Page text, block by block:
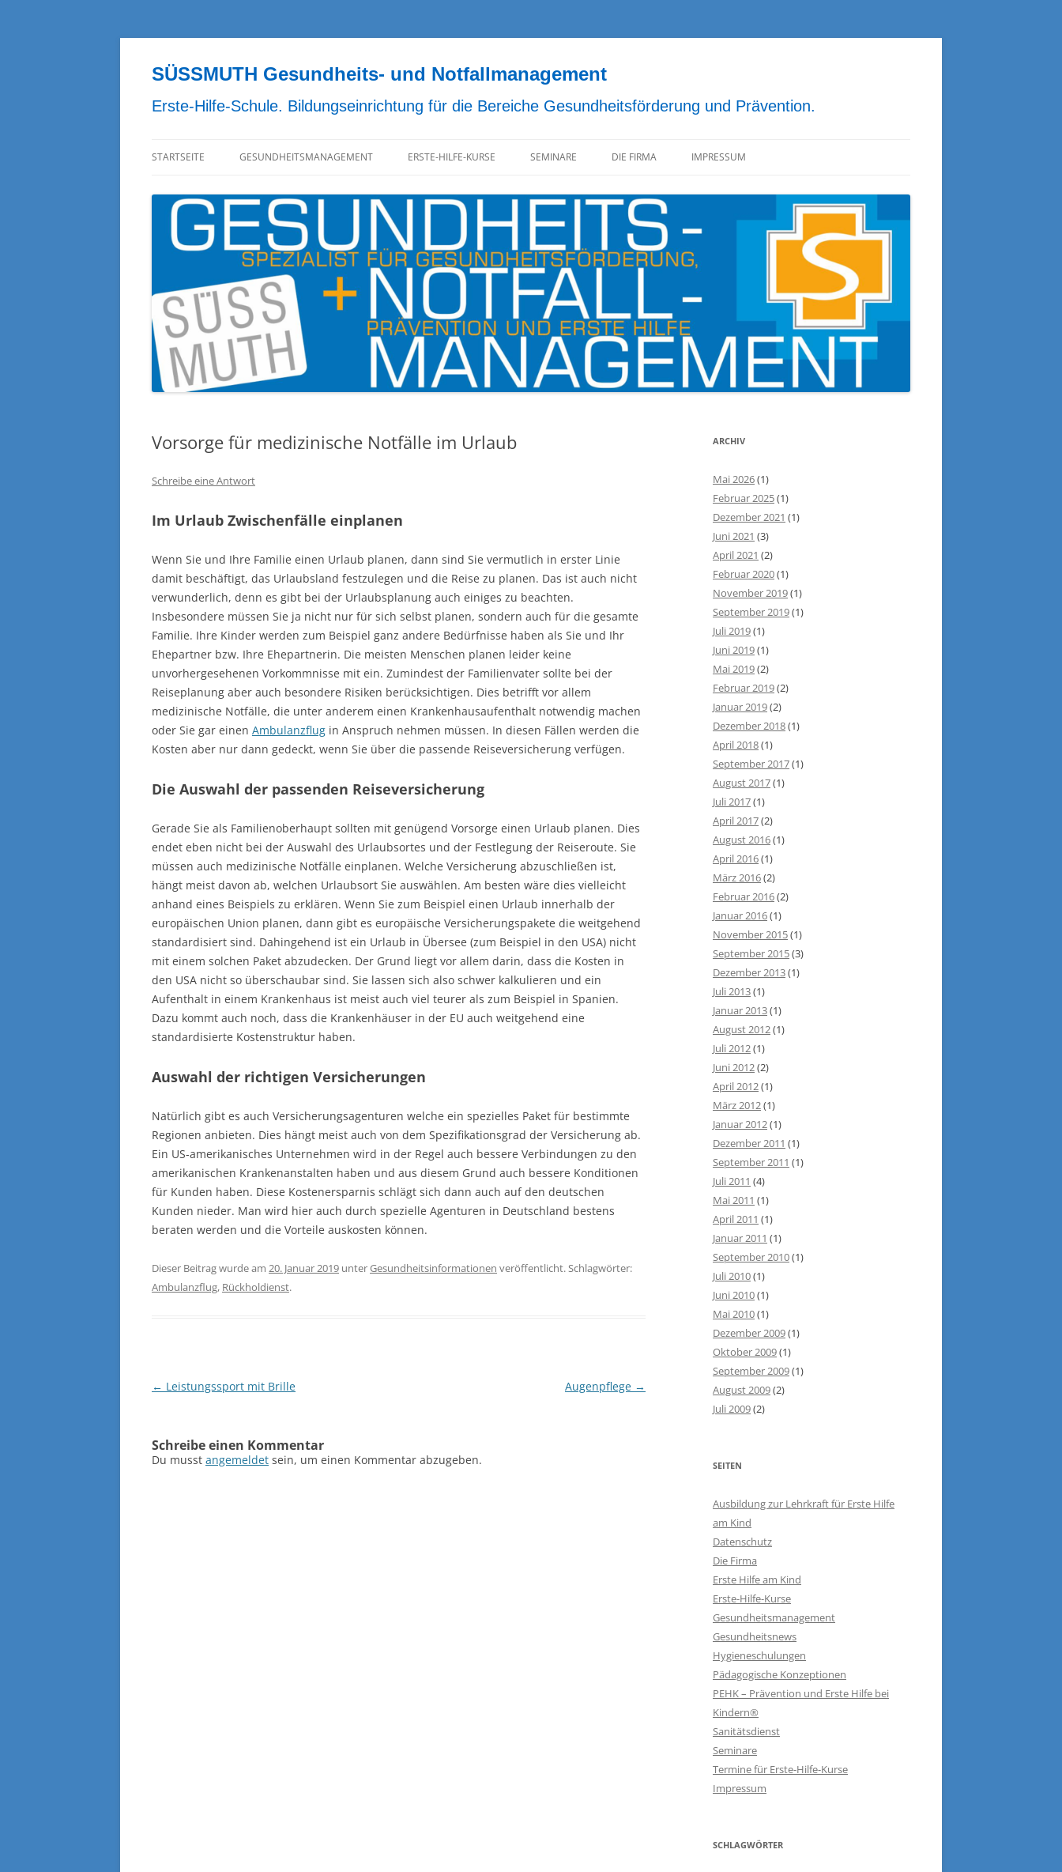
Zum
springenSÜSSMUTH Gesundheits- und Notfallmanagement
Erste-Hilfe-Schule. Bildungseinrichtung für die Bereiche Gesundheitsförderung und Prävention.
STARTSEITE GESUNDHEITSMANAGEMENT ERSTE-HILFE-KURSE SEMINARE DIE FIRMA IMPRESSUM
Vorsorge für medizinische Notfälle im Urlaub
Schreibe eine Antwort
Im Urlaub Zwischenfälle einplanen
Wenn Sie und Ihre Familie einen Urlaub planen, dann sind Sie vermutlich in erster Linie
damit beschäftigt, das Urlaubsland festzulegen und die Reise zu planen. Das ist auch nicht
verwunderlich, denn es gibt bei der Urlaubsplanung auch einiges zu beachten.
Insbesondere müssen Sie ja nicht nur für sich selbst planen, sondern auch für die gesamte
Familie. Ihre Kinder werden zum Beispiel ganz andere Bedürfnisse haben als Sie und Ihr
Ehepartner bzw. Ihre Ehepartnerin. Die meisten Menschen planen leider keine
unvorhergesehenen Vorkommnisse mit ein. Zumindest der Familienvater sollte bei der
Reiseplanung aber auch besondere Risiken berücksichtigen. Dies betrifft vor allem
medizinische Notfälle, die unter anderem einen Krankenhausaufenthalt notwendig machen
oder Sie gar einen Ambulanzflug in Anspruch nehmen müssen. In diesen Fällen werden die
Kosten aber nur dann gedeckt, wenn Sie über die passende Reiseversicherung verfügen.
Die Auswahl der passenden Reiseversicherung
Gerade Sie als Familienoberhaupt sollten mit genügend Vorsorge einen Urlaub planen. Dies
endet eben nicht bei der Auswahl des Urlaubsortes und der Festlegung der Reiseroute. Sie
müssen auch medizinische Notfälle einplanen. Welche Versicherung abzuschließen ist,
hängt meist davon ab, welchen Urlaubsort Sie auswählen. Am besten wäre dies vielleicht
anhand eines Beispiels zu erklären. Wenn Sie zum Beispiel einen Urlaub innerhalb der
europäischen Union planen, dann gibt es europäische Versicherungspakete die weitgehend
standardisiert sind. Dahingehend ist ein Urlaub in Übersee (zum Beispiel in den USA) nicht
mit einem solchen Paket abzudecken. Der Grund liegt vor allem darin, dass die Kosten in
den USA nicht so überschaubar sind. Sie lassen sich also schwer kalkulieren und ein
Aufenthalt in einem Krankenhaus ist meist auch viel teurer als zum Beispiel in Spanien.
Dazu kommt auch noch, dass die Krankenhäuser in der EU auch weitgehend eine
standardisierte Kostenstruktur haben.
Auswahl der richtigen Versicherungen
Natürlich gibt es auch Versicherungsagenturen welche ein spezielles Paket für bestimmte
Regionen anbieten. Dies hängt meist auch von dem Spezifikationsgrad der Versicherung ab.
Ein US-amerikanisches Unternehmen wird in der Regel auch bessere Verbindungen zu den
amerikanischen Krankenanstalten haben und aus diesem Grund auch bessere Konditionen
für Kunden haben. Diese Kostenersparnis schlägt sich dann auch auf den deutschen
Kunden nieder. Man wird hier auch durch spezielle Agenturen in Deutschland bestens
beraten werden und die Vorteile auskosten können.
Dieser Beitrag wurde am 20. Januar 2019 unterGesundheitsinformationen veröffentlicht. Schlagwörter:
Ambulanzflug, Rückholdienst.
Beitragsnavigation
← Leistungssport mit Brille Augenpflege →
Schreibe einen Kommentar
Du musst angemeldet sein, um einen Kommentar abzugeben.
ARCHIV
Mai 2026(1)
Februar 2025(1)
Dezember 2021 (1)
Juni 2021 (3)
April 2021 (2)
Februar 2020(1)
November 2019(1)
September 2019(1)
Juli 2019(1)
Juni 2019(1)
Mai 2019(2)
Februar 2019(2)
Januar 2019(2)
Dezember 2018(1)
April 2018(1)
September 2017(1)
August 2017(1)
Juli 2017(1)
April 2017(2)
August 2016(1)
April 2016(1)
März 2016(2)
Februar 2016(2)
Januar 2016(1)
November 2015(1)
September 2015(3)
Dezember 2013(1)
Juli 2013(1)
Januar 2013(1)
August 2012(1)
Juli 2012(1)
Juni 2012(2)
April 2012(1)
März 2012(1)
Januar 2012(1)
Dezember 2011 (1)
September 2011 (1)
Juli 2011 (4)
Mai 2011 (1)
April 2011 (1)
Januar 2011 (1)
September 2010(1)
Juli 2010(1)
Juni 2010(1)
Mai 2010(1)
Dezember 2009(1)
Oktober 2009(1)
September 2009(1)
August 2009(2)
Juli 2009(2)
SEITEN
Ausbildung zur Lehrkraft für Erste Hilfe
am Kind
Datenschutz
Die Firma
Erste Hilfe am Kind
Erste-Hilfe-Kurse
Gesundheitsmanagement
Gesundheitsnews
Hygieneschulungen
Pädagogische Konzeptionen
PEHK – Prävention und Erste Hilfe bei
Kindern®
Sanitätsdienst
Seminare
Termine für Erste-Hilfe-Kurse
Impressum
SCHLAGWÖRTER